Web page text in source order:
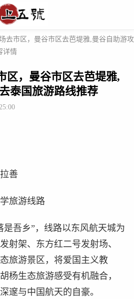
去市区，曼谷市区去芭堤雅,曼谷自助游攻
详情
区，曼谷市区去芭堤雅,
泰国旅游路线推荐
善
旅游线路
是吾乡”，线路以东风航天城为
射架、东方红二号发射场、
旅游景区，将爱国主义教
杨生态旅游感受有机融合，
邃与中国航天的自豪。